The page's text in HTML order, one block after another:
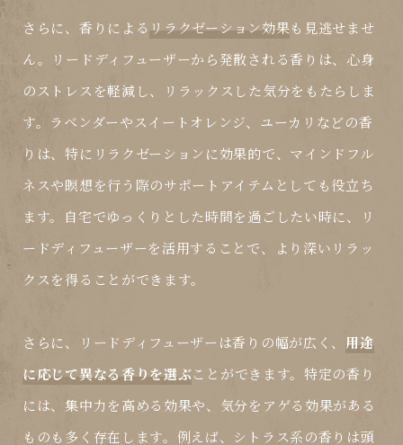
さらに、香りによる リラクゼーション効果も見逃せませ
ん。リードディフューザーから発散される香りは、心身
のストレスを軽減し、リラックスした気分をもたらしま
す。ラベンダーやスイートオレンジ、ユーカリなどの香
りは、特にリラクゼーションに効果的で、マインドフル
ネスや瞑想を行う際のサポートアイテムとしても役立ち
ます。自宅でゆっくりとした時間を過ごしたい時に、リ
ードディフューザーを活用することで、より深いリラッ
クスを得ることができます。
さらに、リードディフューザーは香りの幅が広く、 用途
に応じて異なる香りを選ぶことができます。特定の香り
には、集中力を高める効果や、気分をアゲる効果がある
ものも多く存在します。例えば、シトラス系の香りは頭